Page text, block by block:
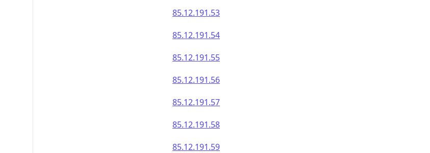
85.12.191.53
85.12.191.54
85.12.191.55
85.12.191.56
85.12.191.57
85.12.191.58
85.12.191.59